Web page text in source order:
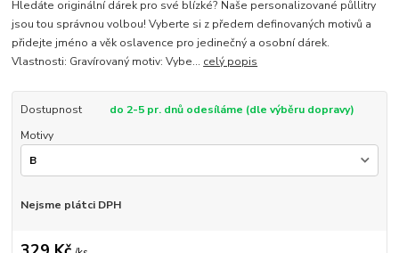
Hledáte originální dárek pro své blízké? Naše personalizované půllitry
jsou tou správnou volbou! Vyberte si z předem definovaných motivů a
přidejte jméno a věk oslavence pro jedinečný a osobní dárek.
Vlastnosti: Gravírovaný motiv: Vybe... celý popis
Dostupnost
do 2-5 pr. dnů odesíláme (dle výběru dopravy)
Motivy
Nejsme plátci DPH